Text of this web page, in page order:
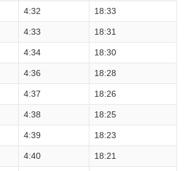
4:32 18:33
4:33 18:31
4:34 18:30
4:36 18:28
4:37 18:26
4:38 18:25
4:39 18:23
4:40 18:21